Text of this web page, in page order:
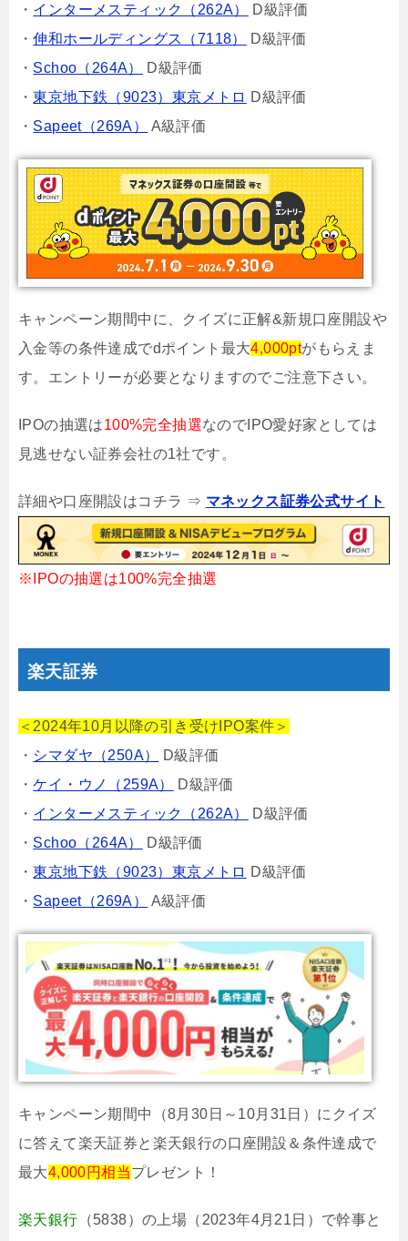
・ インターメスティック（262A）
D級評価
・伸和ホールディングス（7118）
D級評価
・ Schoo（264A）
D級評価
・東京地下鉄（9023）東京メトロ D級評価
・ Sapeet（269A） A級評価
キャンペーン期間中に、クイズに正解&新規口座開設や
入金等の条件達成でdポイント最大4,000ptがもらえま
す。エントリーが必要となりますのでご注意下さい。
IPOの抽選は100%完全抽選なのでIPO愛好家としては
見逃せない証券会社の1社です。
詳細や口座開設はコチラ ⇒ マネックス証券公式サイト
※IPOの抽選は100%完全抽選
楽天証券
＜2024年10月以降の引き受けIPO案件＞
・ シマダヤ（250A）
D級評価
・ケイ・ウノ（259A）
D級評価
・ インターメスティック（262A）
D級評価
・ Schoo（264A）
D級評価
・東京地下鉄（9023）東京メトロ D級評価
・ Sapeet（269A） A級評価
キャンペーン期間中（8月30日～10月31日）にクイズ
に答えて楽天証券と楽天銀行の口座開設＆条件達成で
最大4,000円相当プレゼント！
楽天銀行 （5838）の上場（2023年4月21日）で幹事と